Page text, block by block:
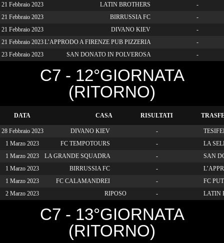
21 Febbraio 2023
LATIN BROTHERS
-
21 Febbraio 2023
BIRRUSSIA FC
-
21 Febbraio 2023
DIVANO KIEV
-
21 Febbraio 2023L’APPRODO A FIRENZE PUB PIZZERIA
-
23 Febbraio 2023
SAN DONATO IN POLVEROSA -
C7 - 12°GIORNATA
(RITORNO)
DATA CASA RISULTATI
28 Febbraio 2023 DIVANO KIEV -
1 Marzo 2023
FC TEMPOTOURS -
LA
1 Marzo 2023
LA GRANDE SQUADRA -
SAN
1 Marzo 2023
BIRRUSSIA FC -
1 Marzo 2023
FC CALAMANDREI -
FC
2 Marzo 2023
RIPOSO - LATIN
C7 - 13°GIORNATA
(RITORNO)